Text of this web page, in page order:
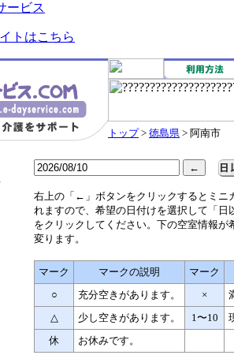
ービス
トはこちら
トップ> 徳島県 > 阿南市
右上の「←」ボタンをクリックするとミニ
れますので、希望の日付けを選択して「日
をクリックしてください。下の空室情報が
変ります。
マーク マークの説明
マーク
○
充分空きがあります。 ×
△
少し空きがあります。 1〜10
休
お休みです。